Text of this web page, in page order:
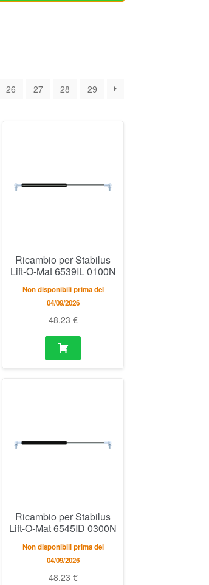
26 27 28 29
Ricambio per Stabilus
Lift-O-Mat 6539IL 0100N
Non disponibili prima del
04/09/2026
48.23 €
Ricambio per Stabilus
Lift-O-Mat 6545ID 0300N
Non disponibili prima del
04/09/2026
48.23 €